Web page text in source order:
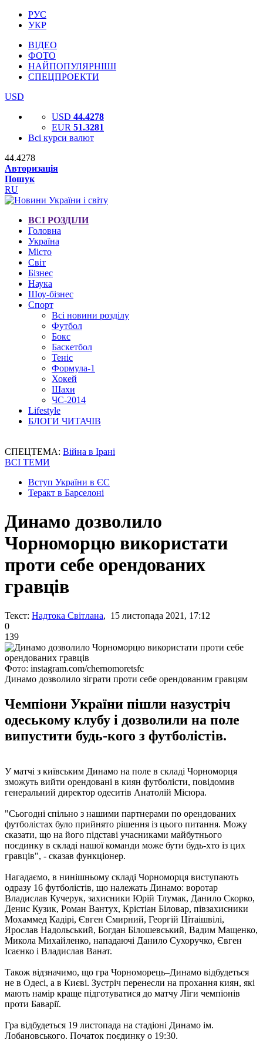
РУС
УКР
ВІДЕО
ФОТО
НАЙПОПУЛЯРНІШІ
СПЕЦПРОЕКТИ
USD
USD 44.4278
EUR 51.3281
Всі курси валют
44.4278
Авторизація
Пошук
RU
ВСІ РОЗДІЛИ
Головна
Україна
Місто
Світ
Бізнес
Наука
Шоу-бізнес
Спорт
Всі новини розділу
Футбол
Бокс
Баскетбол
Теніс
Формула-1
Хокей
Шахи
ЧС-2014
Lifestyle
БЛОГИ ЧИТАЧІВ
СПЕЦТЕМА: Війна в Ірані
ВСІ ТЕМИ
Вступ України в ЄС
Теракт в Барселоні
Динамо дозволило
Чорноморцю використати
проти себе орендованих
гравців
Текст: Надтока Світлана, 15 листопада 2021, 17:12
0
139
Фото: instagram.com/chernomoretsfc
Динамо дозволило зіграти проти себе орендованим гравцям
Чемпіони України пішли назустріч
одеському клубу і дозволили на поле
випустити будь-кого з футболістів.
У матчі з київським Динамо на поле в складі Чорноморця
зможуть вийти орендовані в киян футболісти, повідомив
генеральний директор одеситів Анатолій Місюра.
"Сьогодні спільно з нашими партнерами по орендованих
футболістах було прийнято рішення із цього питання. Можу
сказати, що на його підставі учасниками майбутнього
поєдинку в складі нашої команди може бути будь-хто із цих
гравців", - сказав функціонер.
Нагадаємо, в нинішньому складі Чорноморця виступають
одразу 16 футболістів, що належать Динамо: воротар
Владислав Кучерук, захисники Юрій Тлумак, Данило Скорко,
Денис Кузик, Роман Вантух, Крістіан Біловар, півзахисники
Мохаммед Кадірі, Євген Смирний, Георгій Цітаішвілі,
Ярослав Надольський, Богдан Білошевський, Вадим Мащенко,
Микола Михайленко, нападаючі Данило Сухоручко, Євген
Ісаєнко і Владислав Ванат.
Також відзначимо, що гра Чорноморець–Динамо відбудеться
не в Одесі, а в Києві. Зустріч перенесли на прохання киян, які
мають намір краще підготуватися до матчу Ліги чемпіонів
проти Баварії.
Гра відбудеться 19 листопада на стадіоні Динамо ім.
Лобановського. Початок поєдинку о 19:30.